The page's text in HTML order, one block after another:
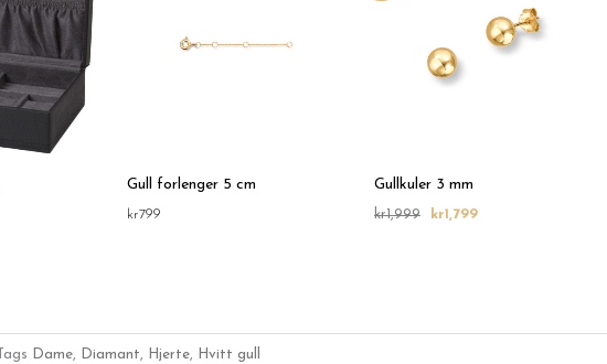
Gull forlenger 5 cm
kr799
Gullkuler 3 mm
kr1,999 kr1,799
Tags Dame, Diamant, Hjerte, Hvitt gull